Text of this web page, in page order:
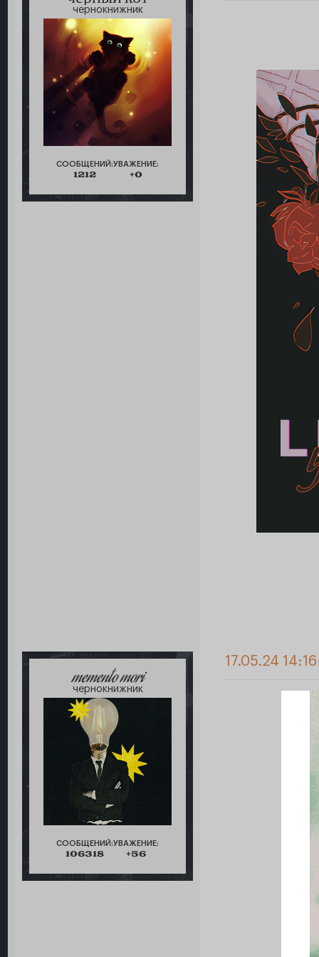
чернокнижник
СООБЩЕНИЙ:
1212
УВАЖЕНИЕ:
+0
memento mori
чернокнижник
СООБЩЕНИЙ:
106318
УВАЖЕНИЕ:
+56
17.05.24